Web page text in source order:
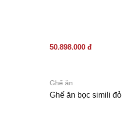
50.898.000 đ
Ghế ăn
Ghế ăn bọc simili đỏ